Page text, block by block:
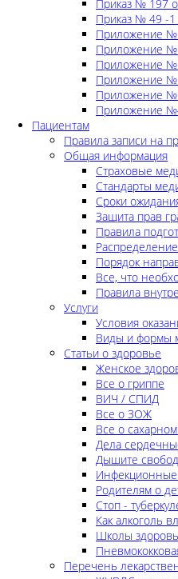
Приказ № 197
Приказ № 49 -1
Приложение №
Приложение №
Приложение №
Приложение №
Приложение
Приложение
Пациентам
Правила записи на
Общая информация
Страховые
Стандарты
Сроки
Защита прав
Правила
Порядок
Все, что
Правила
Услуги
Условия
Виды и формы
Статьи о здоровье
Женское
Все о гриппе
ВИЧ / СПИД
Все о ЗОЖ
Все о
Дела
Дышите
Инфекционные
Родителям о
Стоп -
Как алкоголь
Школы
Перечень